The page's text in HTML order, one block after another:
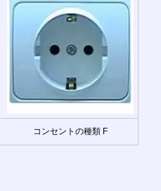
コンセントの種類 F